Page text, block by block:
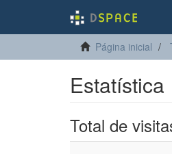
Página inicial
Estatística
Total de